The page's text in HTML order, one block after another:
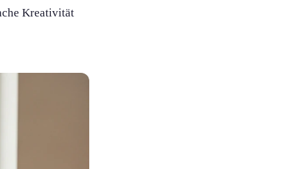
Kreativität